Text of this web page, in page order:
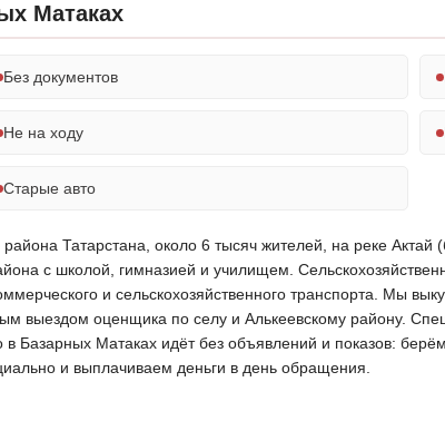
Матаках
Без документов
Не на ходу
Старые авто
Татарстана, около 6 тысяч жителей, на реке
с школой, гимназией и училищем.
и сельскохозяйственного транспорта. Мы
выездом оценщика по селу и Алькеевскому району.
Базарных Матаках идёт без объявлений и показов:
и выплачиваем деньги в день обращения.